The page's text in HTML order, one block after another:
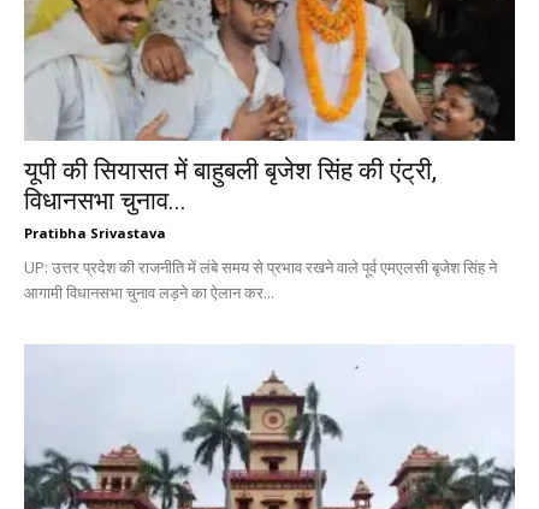
यूपी की सियासत में बाहुबली बृजेश सिंह की एंट्री,
विधानसभा चुनाव...
Pratibha Srivastava
UP: उत्तर प्रदेश की राजनीति में लंबे समय से प्रभाव रखने वाले पूर्व एमएलसी बृजेश सिंह ने
आगामी विधानसभा चुनाव लड़ने का ऐलान कर...